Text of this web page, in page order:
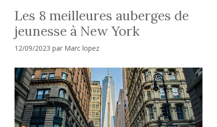
Les 8 meilleures auberges de
jeunesse à New York
12/09/2023 par Marc lopez